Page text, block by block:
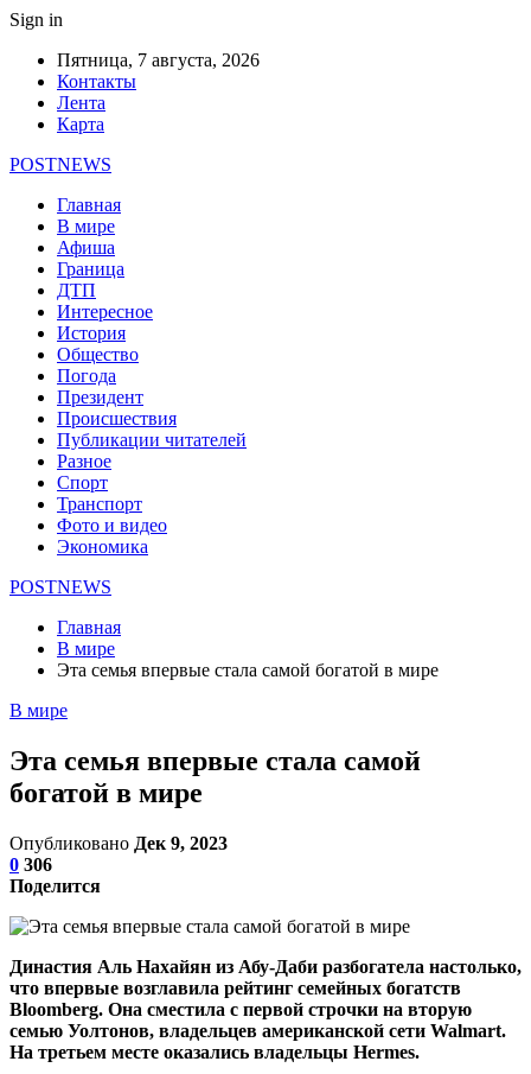
Sign in
Пятница, 7 августа, 2026
Контакты
Лента
Карта
POSTNEWS
Главная
В мире
Афиша
Граница
ДТП
Интересное
История
Общество
Погода
Президент
Происшествия
Публикации читателей
Разное
Спорт
Транспорт
Фото и видео
Экономика
POSTNEWS
Главная
В мире
Эта семья впервые стала самой богатой в мире
В мире
Эта семья впервые стала самой
богатой в мире
Опубликовано Дек 9, 2023
0 306
Поделится
Династия Аль Нахайян из Абу-Даби разбогатела настолько,
что впервые возглавила рейтинг семейных богатств
Bloomberg. Она сместила с первой строчки на вторую
семью Уолтонов, владельцев американской сети Walmart.
На третьем месте оказались владельцы Hermes.